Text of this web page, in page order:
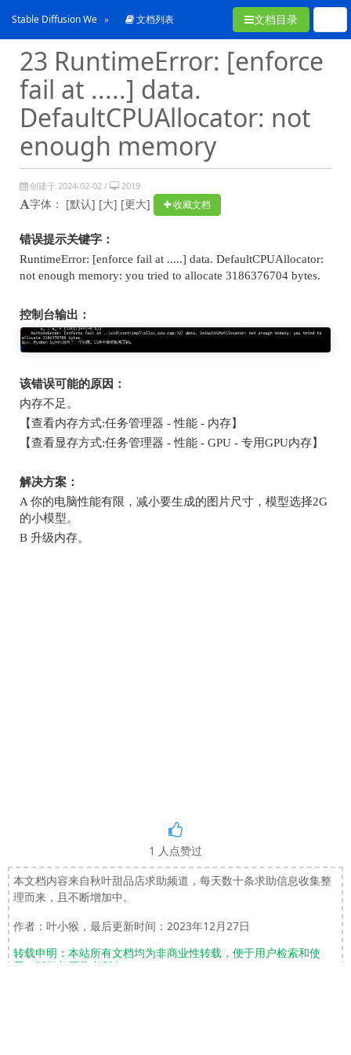
Stable Diffusion WebUI常见问题合集
文档列表 文档目录
23 RuntimeError: [enforce
fail at .....] data.
DefaultCPUAllocator: not
enough memory
创建于 2024-02-02 / 2019
字体： [默认] [大] [更大] 收藏文档
错误提示关键字：
RuntimeError: [enforce fail at .....] data. DefaultCPUAllocator:
not enough memory: you tried to allocate 3186376704 bytes.
控制台输出：
该错误可能的原因：
内存不足。
【查看内存方式:任务管理器 -性能 - 内存】
【查看显存方式:任务管理器 -性能 - GPU - 专用GPU内存】
解决方案：
A你的电脑性能有限，减小要生成的图片尺寸，模型选择2G
的小模型。
B 升级内存。
1 人点赞过
本文档内容来自秋叶甜品店求助频道，每天数十条求助信息收集整
理而来，且不断增加中。
作者：叶小猴，最后更新时间：2023年12月27日
转载申明：本站所有文档均为非商业性转载，便于用户检索和使
用。版权归原作者所有。